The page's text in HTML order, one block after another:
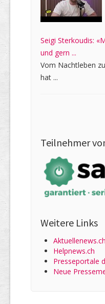
Seigi Sterkoudis:
und gern ...
Vom Nachtleben
hat ...
Teilnehmer
Weitere Links
Aktuellenews.ch
Helpnews.ch
Presseportale
Neue